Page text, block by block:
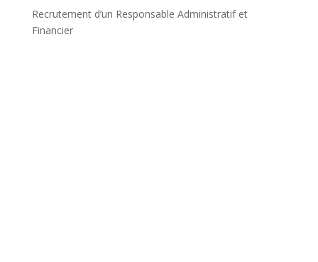
Recrutement d’un Responsable Administratif et
Financier